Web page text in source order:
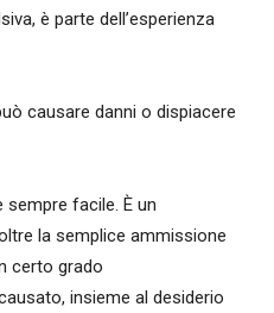
è parte dell’esperienza
causare danni o dispiacere
sempre facile. È un
la semplice ammissione
certo grado
insieme al desiderio